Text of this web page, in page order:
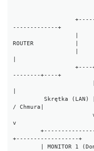
                  +-------------------------------------
-------------+
ROUTER            |
                  +----+-------------------+------------
--------+----+
         Skrętka (LAN) |      Skrętka (LAN)|      Wi-Fi
/ Chmura|
                       v                   v
v
        +------------------+      +------------------+
+------------------+